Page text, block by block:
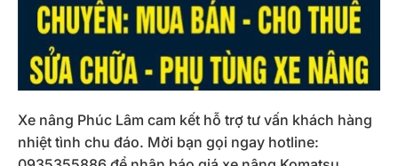
Xe nâng Phúc Lâm cam kết hỗ trợ tư vấn khách hàng
nhiệt tình chu đáo. Mời bạn gọi ngay hotline: